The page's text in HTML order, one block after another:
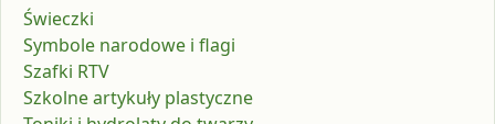
Świeczki
Symbole narodowe i flagi
Szafki RTV
Szkolne artykuły plastyczne